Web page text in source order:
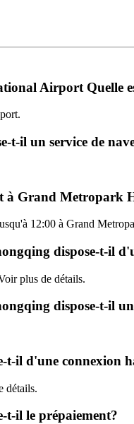
Airport Quelle
il un service de
à Grand Metropark
12:00 à Grand
dispose-t-il
plus de détails.
dispose-t-il
il d'une connexion
détails.
il le prépaiement?